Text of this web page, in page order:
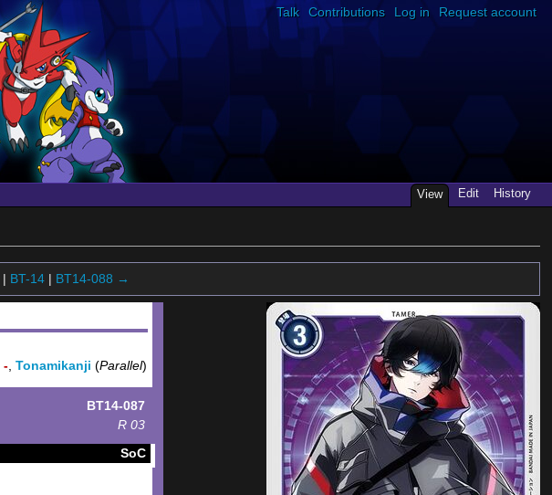
| BT-14| BT14-088 →
-, Tonamikanji (Parallel)
BT14-087
R 03
SoC
Talk Contributions Log in Request account
View Edit History